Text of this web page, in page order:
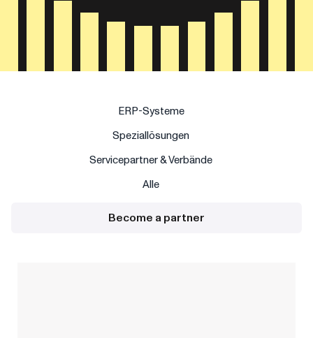
ERP-Systeme
Speziallösungen
Servicepartner & Verbände
Alle
Become a partner